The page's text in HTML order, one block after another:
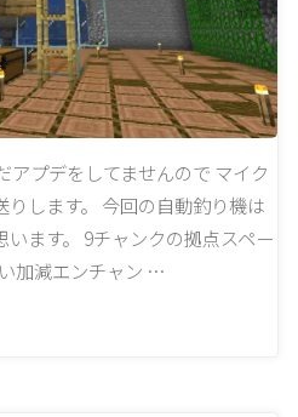
アプデをしてませんので マイク
します。 今回の自動釣り機は
ます。 9チャンクの拠点スペー
加減エンチャン …